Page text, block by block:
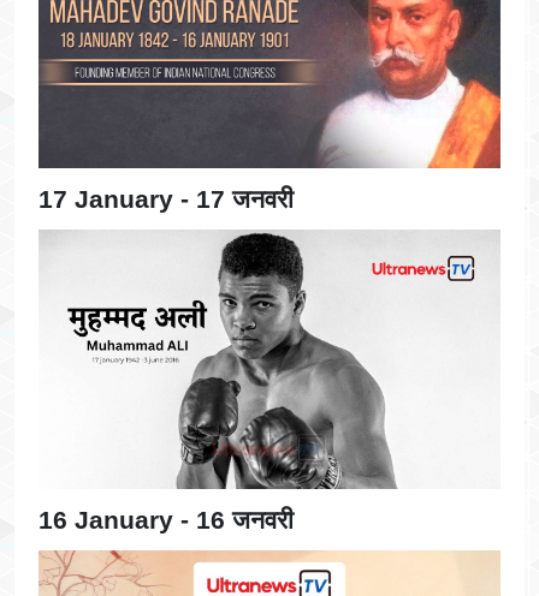
17 January - 17 जनवरी
16 January - 16 जनवरी